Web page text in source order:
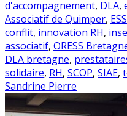
d'accompagnement, DLA,
Associatif de Quimper, ESS
conflit, innovation RH,
associatif, ORESS
DLA bretagne,
solidaire, RH, SCOP, SIAE,
Sandrine Pierre